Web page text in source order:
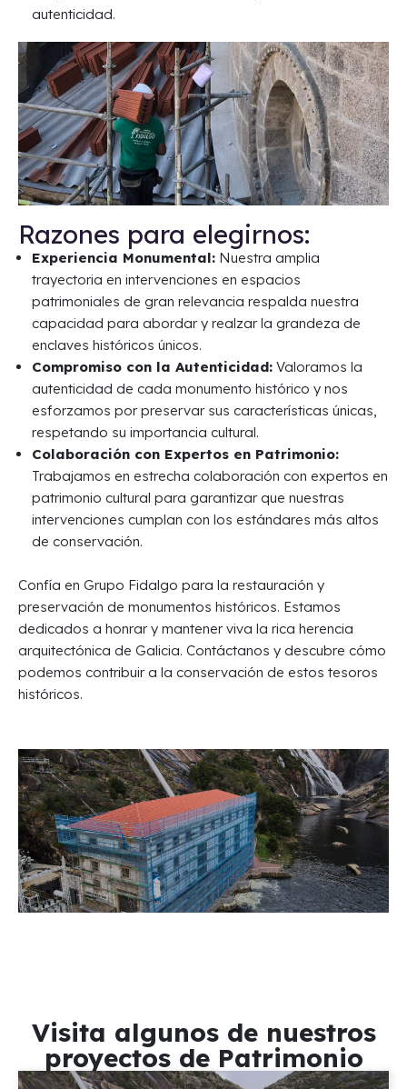
autenticidad.
Razones para elegirnos:
Experiencia Monumental: Nuestra amplia
trayectoria en intervenciones en espacios
patrimoniales de gran relevancia respalda nuestra
capacidad para abordar y realzar la grandeza de
enclaves históricos únicos.
Compromiso con la Autenticidad: Valoramos la
autenticidad de cada monumento histórico y nos
esforzamos por preservar sus características únicas,
respetando su importancia cultural.
Colaboración con Expertos en Patrimonio:
Trabajamos en estrecha colaboración con expertos en
patrimonio cultural para garantizar que nuestras
intervenciones cumplan con los estándares más altos
de conservación.
Confía en Grupo Fidalgo para la restauración y
preservación de monumentos históricos. Estamos
dedicados a honrar y mantener viva la rica herencia
arquitectónica de Galicia. Contáctanos y descubre cómo
podemos contribuir a la conservación de estos tesoros
históricos.
Visita algunos de nuestros
proyectos de Patrimonio